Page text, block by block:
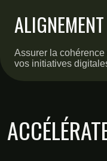
Assurer la cohérence
vos initiatives